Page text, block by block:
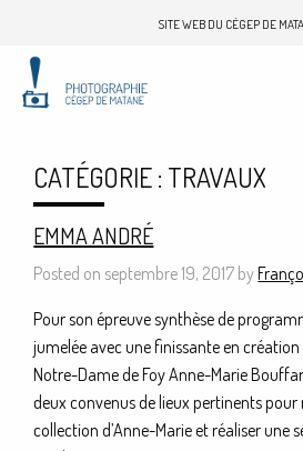
SITE WEB DU CÉGEP DE
CATÉGORIE : TRAVAUX
EMMA ANDRÉ
Posted on septembre 19, 2017 by
Pour son épreuve synthèse de
jumelée avec une finissante en
Notre-Dame de Foy Anne-Marie
deux convenus de lieux pertinents
collection d’Anne-Marie et réaliser une